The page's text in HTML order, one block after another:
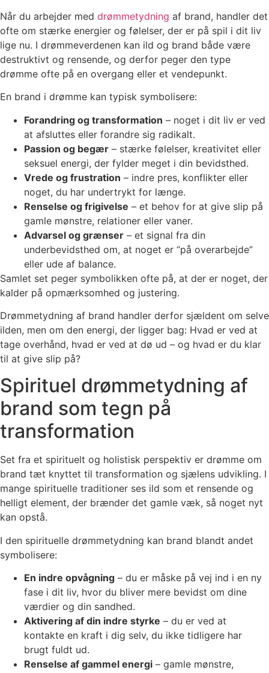
Når du arbejder med drømmetydning af brand, handler det
ofte om stærke energier og følelser, der er på spil i dit liv
lige nu. I drømmeverdenen kan ild og brand både være
destruktivt og rensende, og derfor peger den type
drømme ofte på en overgang eller et vendepunkt.
En brand i drømme kan typisk symbolisere:
Forandring og transformation – noget i dit liv er ved
at afsluttes eller forandre sig radikalt.
Passion og begær – stærke følelser, kreativitet eller
seksuel energi, der fylder meget i din bevidsthed.
Vrede og frustration – indre pres, konflikter eller
noget, du har undertrykt for længe.
Renselse og frigivelse – et behov for at give slip på
gamle mønstre, relationer eller vaner.
Advarsel og grænser – et signal fra din
underbevidsthed om, at noget er “på overarbejde”
eller ude af balance.
Samlet set peger symbolikken ofte på, at der er noget, der
kalder på opmærksomhed og justering.
Drømmetydning af brand handler derfor sjældent om selve
ilden, men om den energi, der ligger bag: Hvad er ved at
tage overhånd, hvad er ved at dø ud – og hvad er du klar
til at give slip på?
Spirituel drømmetydning af
brand som tegn på
transformation
Set fra et spirituelt og holistisk perspektiv er drømme om
brand tæt knyttet til transformation og sjælens udvikling. I
mange spirituelle traditioner ses ild som et rensende og
helligt element, der brænder det gamle væk, så noget nyt
kan opstå.
I den spirituelle drømmetydning kan brand blandt andet
symbolisere:
En indre opvågning – du er måske på vej ind i en ny
fase i dit liv, hvor du bliver mere bevidst om dine
værdier og din sandhed.
Aktivering af din indre styrke – du er ved at
kontakte en kraft i dig selv, du ikke tidligere har
brugt fuldt ud.
Renselse af gammel energi – gamle mønstre,